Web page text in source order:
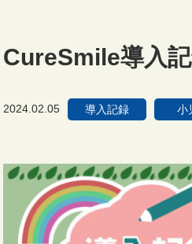
CureSmile導入
2024.02.05 導入記録 小